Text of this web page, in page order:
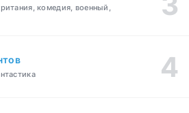
комедия, военный,